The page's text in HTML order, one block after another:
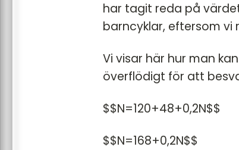
har tagit reda på
barncyklar, eftersom
Vi visar här hur man
överflödigt för att
$$N=120+48+0,2N$$
$$N=168+0,2N$$